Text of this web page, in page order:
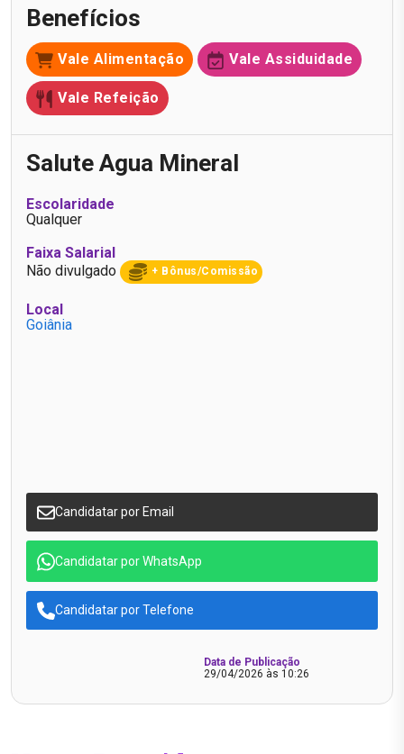
Benefícios
Vale Alimentação Vale Assiduidade
Vale Refeição
Salute Agua Mineral
Escolaridade
Qualquer
Faixa Salarial
Não divulgado
+ Bônus/Comissão
Local
Goiânia
Candidatar por Email
Candidatar por WhatsApp
Candidatar por Telefone
Data de Publicação
29/04/2026 às 10:26